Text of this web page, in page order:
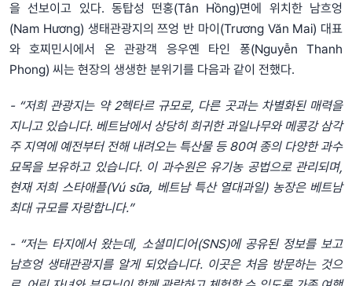
을 선보이고 있다. 동탑성 떤홍(Tân Hồng)면에 위치한 남흐엉
(Nam Hương) 생태관광지의 쯔엉 반 마이(Trương Văn Mai) 대표
와 호찌민시에서 온 관광객 응우옌 타인 퐁(Nguyễn Thanh
Phong) 씨는 현장의 생생한 분위기를 다음과 같이 전했다.
- “저희 관광지는 약 2헥타르 규모로, 다른 곳과는 차별화된 매력을
지니고 있습니다. 베트남에서 상당히 희귀한 과일나무와 메콩강 삼각
주 지역에 예전부터 전해 내려오는 특산물 등 80여 종의 다양한 과수
묘목을 보유하고 있습니다. 이 과수원은 유기농 공법으로 관리되며,
현재 저희 스타애플(Vú sữa, 베트남 특산 열대과일) 농장은 베트남
최대 규모를 자랑합니다.”
- “저는 타지에서 왔는데, 소셜미디어(SNS)에 공유된 정보를 보고
남흐엉 생태관광지를 알게 되었습니다. 이곳은 처음 방문하는 것으